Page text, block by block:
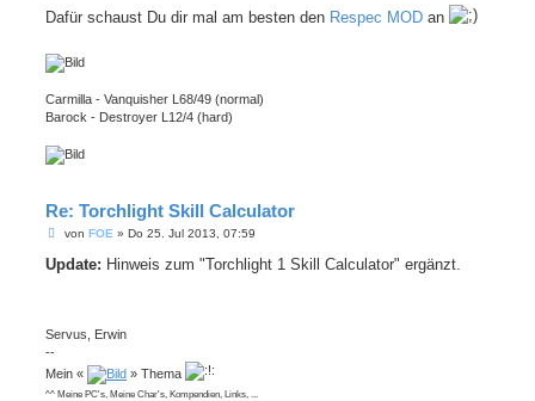
Dafür schaust Du dir mal am besten den Respec MOD an
Carmilla - Vanquisher L68/49 (normal)
Barock - Destroyer L12/4 (hard)
Re: Torchlight Skill Calculator
B
i
t
von FOE » Do 25. Jul 2013, 07:59
Update: Hinweis zum "Torchlight 1 Skill Calculator" ergänzt.
Servus, Erwin
--
Mein «
» Thema
^^ Meine PC's, Meine Char's, Kompendien, Links, ...